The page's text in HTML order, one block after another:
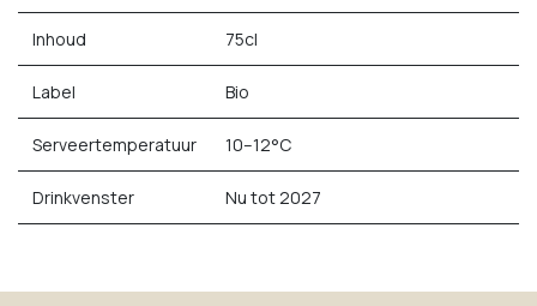
Inhoud 75cl
Label Bio
Serveertemperatuur 10–12°C
Drinkvenster Nu tot 2027